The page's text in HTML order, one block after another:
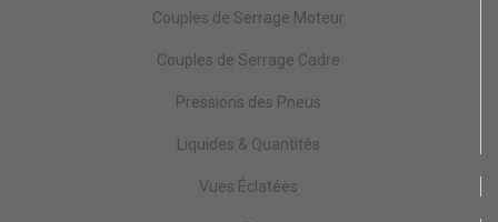
Couples de Serrage Moteur
Couples de Serrage Cadre
Pressions des Pneus
Liquides & Quantités
Vues Éclatées